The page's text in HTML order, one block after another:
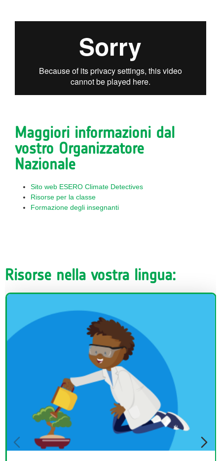
Maggiori informazioni dal
vostro Organizzatore
Nazionale
Sito web ESERO Climate Detectives
Risorse per la classe
Formazione degli insegnanti
Risorse nella vostra lingua: